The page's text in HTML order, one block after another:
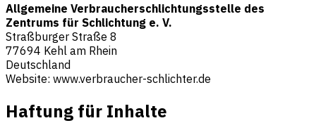
Allgemeine Verbraucherschlichtungsstelle des
Zentrums für Schlichtung e. V.
Straßburger Straße 8
77694 Kehl am Rhein
Deutschland
Website: www.verbraucher-schlichter.de
Haftung für Inhalte